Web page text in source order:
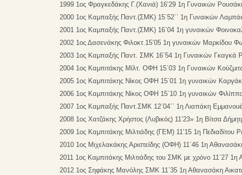
1999 1ος Φραγκεδάκης Γ.(Χανιά) 16’29 1η Γυναικών
2000 1ος Καμπαξής Παντ.(ΣΜΚ) 15΄52΄΄ 1η Γυναικών
2001 1ος Καμπαξής Παντ.(ΣΜΚ) 16΄04 1η γυναικών
2002 1ος Δασενάκης Φιλοκτ.15’05 1η γυναικών Μαρκίδου
2003 1ος Καμπαξής Παντ. ΣΜΚ 16΄54 1η Γυναικών Γκαγκά
2004 1ος Καμπιτάκης Μίλτ. ΟΦΗ 15΄03 1η Γυναικών
2005 1ος Καμπιτάκης Νίκος ΟΦΗ 15΄01 1η γυναικών
2006 1ος Καμπιτάκης Νίκος ΟΦΗ 15΄10 1η γυναικών
2007 1ος Καμπαξής Παντ.ΣΜΚ 12΄04΄΄ 1η Λιαπάκη
2008 1ος Χατζάκης Χρήστος (Λυβικός) 11’23» 1η Βίτσα
2009 1ος Καμπιτάκης Μιλτιάδης (ΓΕΜ) 11’15 1η Πεδιαδίτου
2010 1ος Μιχελακάκης Αριστείδης (ΟΦΗ) 11΄46 1η
2011 1ος Καμπιτάκης Μιλτιάδης του ΣΜΚ με χρόνο 11΄27 1η
2012 1ος Σηφάκης Μανόλης ΣΜΚ 11΄35 1η Αθανασάκη